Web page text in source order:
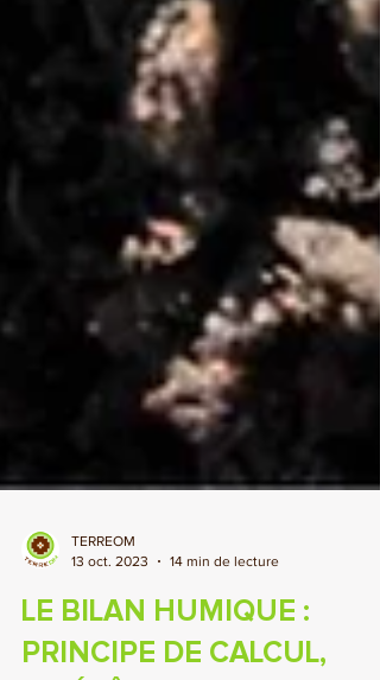
13 oct. 2023
14 min de lecture
LE BILAN HUMIQUE :